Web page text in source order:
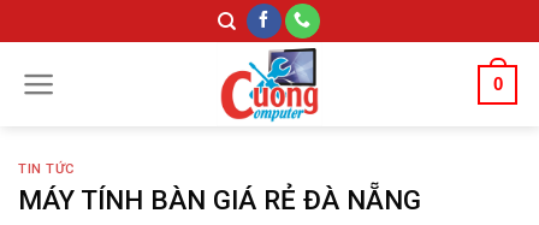
to
content
0
TIN TỨC
MÁY TÍNH BÀN GIÁ RẺ ĐÀ NẴNG